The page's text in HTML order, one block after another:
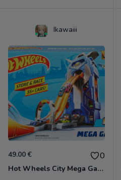
Ikawaiii
49.00 € 0
Hot Wheels City Mega Garage joue et stock pour 35 voitures